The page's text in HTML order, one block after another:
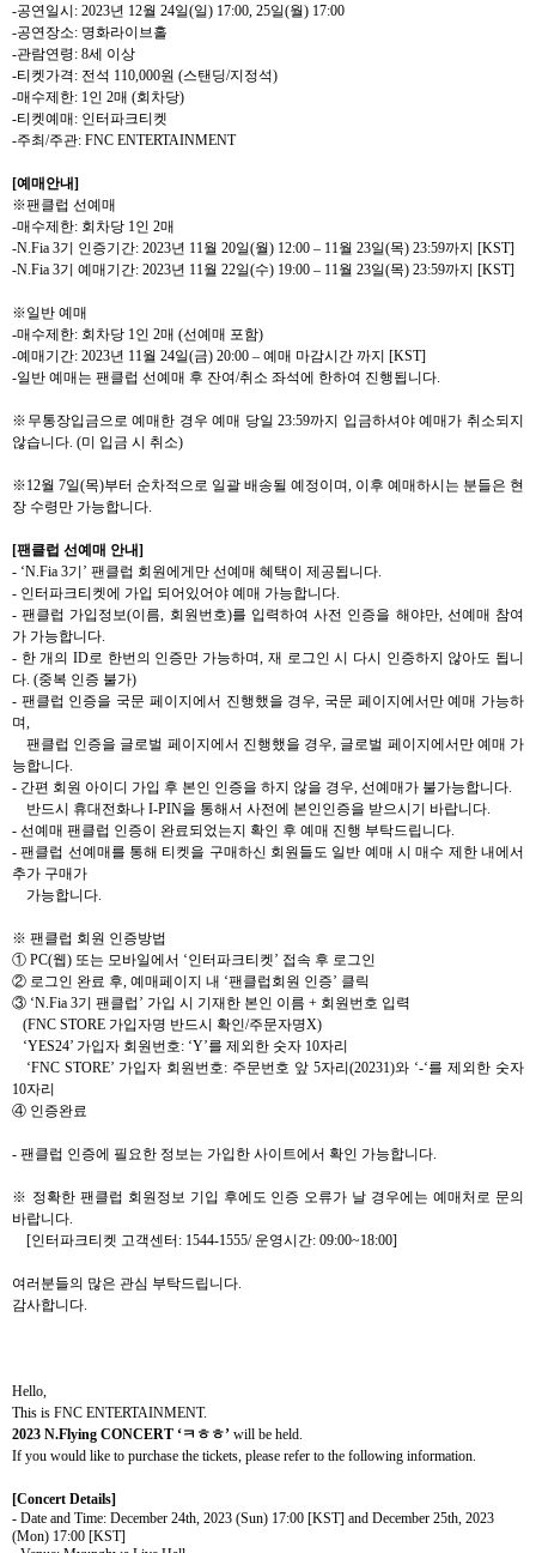
-공연일시: 2023년 12월 24일(일) 17:00, 25일(월) 17:00
-공연장소: 명화라이브홀
-관람연령: 8세 이상
-티켓가격: 전석 110,000원 (스탠딩/지정석)
-매수제한: 1 인 2매 (회차당)
-티켓예매: 인터파크티켓
-주최/주관: FNC ENTERTAINMENT
[예매안내]
※팬클럽 선예매
-매수제한: 회차당 1 인 2매
-N.Fia 3기 인증기간: 2023년 11 월 20일(월) 12:00 – 11 월 23일(목) 23:59까지 [KST]
-N.Fia 3기 예매기간: 2023년 11 월 22일(수) 19:00 – 11 월 23일(목) 23:59까지 [KST]
※일반 예매
-매수제한: 회차당 1 인 2매 (선예매 포함)
-예매기간: 2023년 11 월 24일(금) 20:00 – 예매 마감시간 까지 [KST]
-일반 예매는 팬클럽 선예매 후 잔여/취소 좌석에 한하여 진행됩니다
※무통장입금으로 예매한 경우 예매 당일23:59까지 입금하셔야 예매가 취소되지
않습니다 . (미 입금 시 취소)
※12월 7일(목)부터 순차적으로 일괄 배송될 예정이며 이후 예매하시는 분들은 현
장 수령만 가능합니다
[팬클럽 선예매 안내]
- ‘N.Fia 3기’ 팬클럽 회원에게만 선예매 혜택이 제공됩니다
- 인터파크티켓에 가입 되어있어야 예매 가능합니다
-팬클럽 가입정보(이름 회원번호)를 입력하여 사전 인증을 해야만, 선예매 참여
가 가능합니다
- 한 개의ID로 한번의 인증만 가능하며 재 로그인 시 다시 인증하지 않아도 됩니
다 . (중복 인증 불가)
- 팬클럽 인증을 국문 페이지에서 진행했을 경우
국문 페이지에서만 예매 가능하
며
팬클럽 인증을 글로벌 페이지에서 진행했을 경우 글로벌 페이지에서만 예매 가
능합니다
- 간편 회원 아이디 가입 후 본인 인증을 하지 않을 경우 선예매가 불가능합니다
반드시 휴대전화나 I-PIN을 통해서 사전에 본인인증을 받으시기 바랍니다
- 선예매 팬클럽 인증이 완료되었는지 확인 후 예매 진행 부탁드립니다
-팬클럽 선예매를 통해 티켓을 구매하신 회원들도 일반 예매 시 매수 제한 내에서
추가 구매가
가능합니다
※ 팬클럽 회원 인증방법
① PC(웹) 또는 모바일에서 ‘인터파크티켓’ 접속 후 로그인
② 로그인 완료 후 예매페이지 내 ‘팬클럽회원 인증’ 클릭
③ ‘N.Fia 3기 팬클럽’ 가입 시 기재한 본인 이름 + 회원번호 입력
(FNC STORE 가입자명 반드시 확인/주문자명X)
‘YES24’ 가입자 회원번호: ‘Y’를 제외한 숫자 10자리
‘FNC STORE’ 가입자 회원번호: 주문번호 앞 5자리(20231)와 ‘-‘를 제외한 숫자
10자리
④ 인증완료
- 팬클럽 인증에 필요한 정보는 가입한 사이트에서 확인 가능합니다
※ 정확한 팬클럽 회원정보 기입 후에도 인증 오류가 날 경우에는 예매처로 문의
바랍니다
[인터파크티켓 고객센터: 1544-1555/ 운영시간: 09:00~18:00]
여러분들의 많은 관심 부탁드립니다
감사합니다
Hello,
This is FNC ENTERTAINMENT.
2023 N.Flying CONCERT ‘ㅋㅎㅎ’ will be held.
If you would like to purchase the tickets, please refer to the following information.
[Concert Details]
- Date and Time: December 24th, 2023 (Sun) 17:00 [KST] and December 25th, 2023
(Mon) 17:00 [KST]